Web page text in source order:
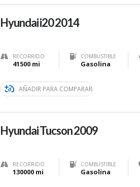
Hyundai i20 2014
RECORRIDO
41500 mi
COMBUSTIBLE
Gasolina
AÑADIR PARA COMPARAR
Hyundai Tucson 2009
RECORRIDO
130000 mi
COMBUSTIBLE
Gasolina